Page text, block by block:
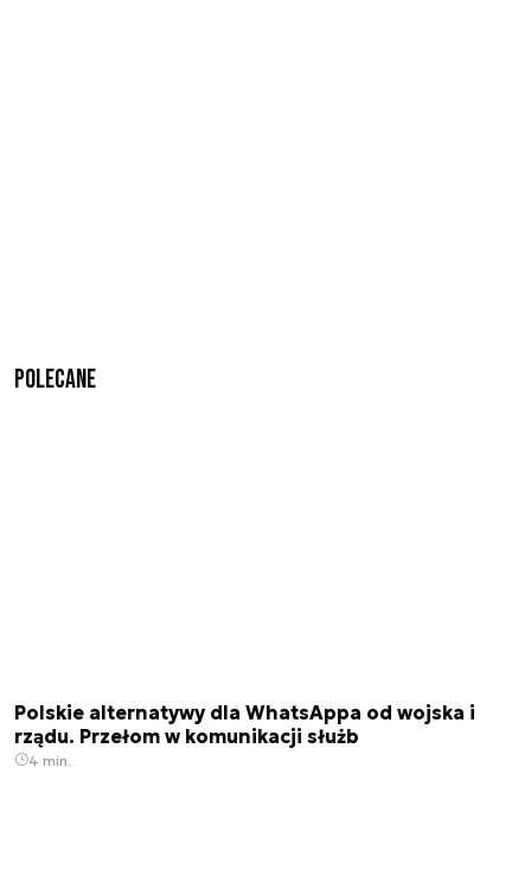
Polecane
Polskie alternatywy dla WhatsAppa od wojska i
rządu. Przełom w komunikacji służb
4 min.